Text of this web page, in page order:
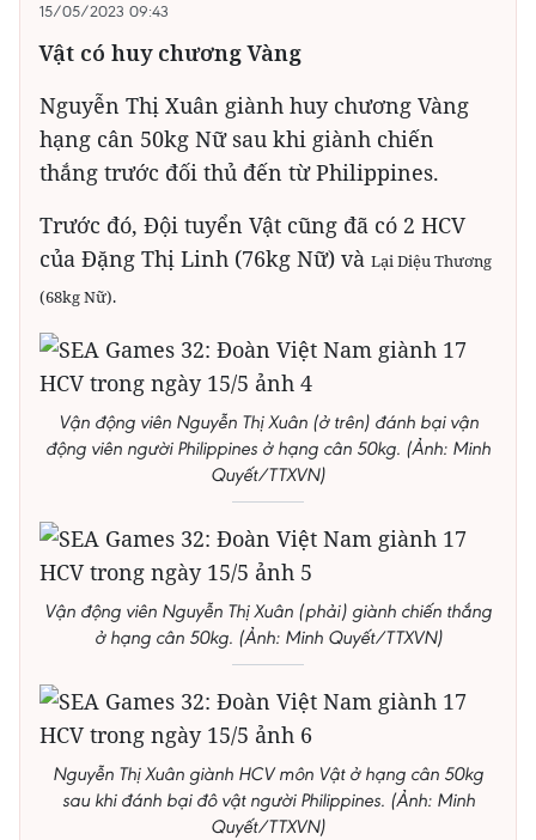
15/05/2023 09:43
Vật có huy chương Vàng
Nguyễn Thị Xuân giành huy chương Vàng
hạng cân 50kg Nữ sau khi giành chiến
thắng trước đối thủ đến từ Philippines.
Trước đó, Đội tuyển Vật cũng đã có 2 HCV
của Đặng Thị Linh (76kg Nữ) và Lại Diệu Thương
(68kg Nữ).
Vận động viên Nguyễn Thị Xuân (ở trên) đánh bại vận
động viên người Philippines ở hạng cân 50kg. (Ảnh: Minh
Quyết/TTXVN)
Vận động viên Nguyễn Thị Xuân (phải) giành chiến thắng
ở hạng cân 50kg. (Ảnh: Minh Quyết/TTXVN)
Nguyễn Thị Xuân giành HCV môn Vật ở hạng cân 50kg
sau khi đánh bại đô vật người Philippines. (Ảnh: Minh
Quyết/TTXVN)